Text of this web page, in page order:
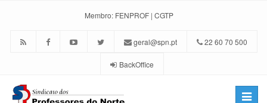
Membro: FENPROF | CGTP
geral@spn.pt 22 60 70 500
BackOffice
Toggle